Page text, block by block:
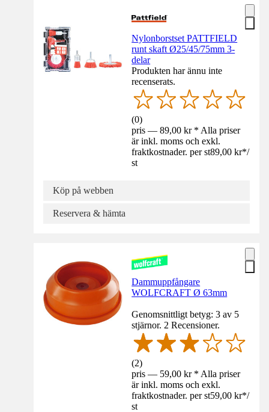
Nylonborstset PATTFIELD
runt skaft Ø25/45/75mm 3-
delar
Produkten har ännu inte
recenserats.
(0)
pris — 89,00 kr * Alla priser
är inkl. moms och exkl.
fraktkostnader. per st89,00 kr*/
st
Köp på webben
Reservera & hämta
Dammuppfångare
WOLFCRAFT Ø 63mm
Genomsnittligt betyg: 3 av 5
stjärnor. 2 Recensioner.
(2)
pris — 59,00 kr * Alla priser
är inkl. moms och exkl.
fraktkostnader. per st59,00 kr*/
st